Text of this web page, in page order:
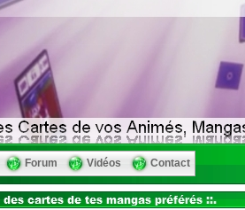
Forum Vidéos Contact